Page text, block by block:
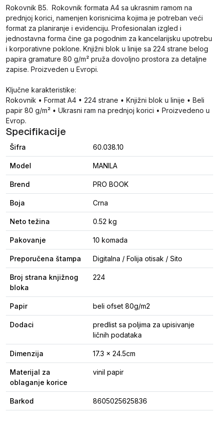
Rokovnik B5. Rokovnik formata A4 sa ukrasnim ramom na
prednjoj korici, namenjen korisnicima kojima je potreban veći
format za planiranje i evidenciju. Profesionalan izgled i
jednostavna forma čine ga pogodnim za kancelarijsku upotrebu
i korporativne poklone. Knjižni blok u linije sa 224 strane belog
papira gramature 80 g/m² pruža dovoljno prostora za detaljne
zapise. Proizveden u Evropi.
Ključne karakteristike:
Rokovnik • Format A4 • 224 strane • Knjižni blok u linije • Beli
papir 80 g/m² • Ukrasni ram na prednjoj korici • Proizvedeno u
Evrop.
Specifikacije
Šifra 60.038.10
Model MANILA
Brend PRO BOOK
Boja Crna
Neto težina 0.52 kg
Pakovanje 10 komada
Preporučena štampa Digitalna / Folija otisak / Sito
Broj strana knjižnog
bloka
224
Papir beli ofset 80g/m2
Dodaci
predlist sa poljima za upisivanje
ličnih podataka
Dimenzija 17.3 x 24.5cm
Materijal za
oblaganje korice
vinil papir
Barkod 8605025625836